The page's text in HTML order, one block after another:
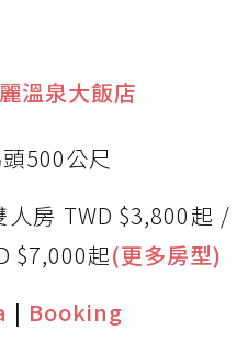
溫泉大飯店
500公尺
人房 TWD $3,800起 /
$7,000起(更多房型)
| Booking